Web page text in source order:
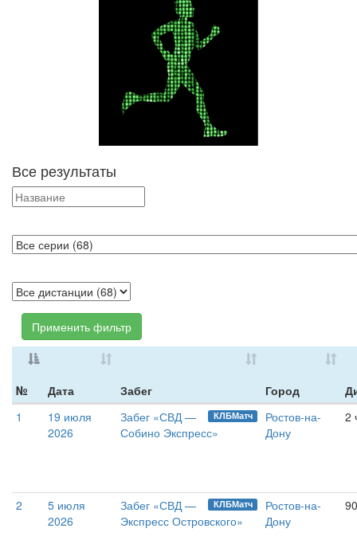
Все результаты
Применить фильтр
№ Дата Забег Город
1
19 июля
2026
КЛБМатч
Забег «СВД —
Собино Экспресс»
Ростов-на-
Дону
2
2
5 июля
2026
КЛБМатч
Забег «СВД —
Экспресс Островского»
Ростов-на-
Дону